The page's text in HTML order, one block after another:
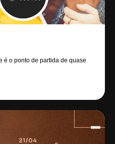
é o ponto de partida de quase